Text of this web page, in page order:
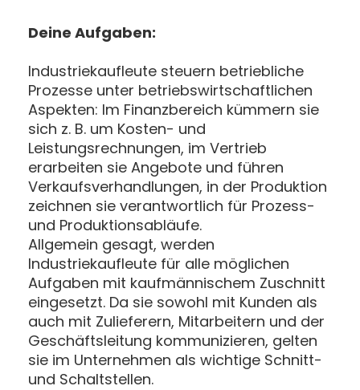
Deine Aufgaben:
Industriekaufleute steuern betriebliche
Prozesse unter betriebswirtschaftlichen
Aspekten: Im Finanzbereich kümmern sie
sich z. B. um Kosten- und
Leistungsrechnungen, im Vertrieb
erarbeiten sie Angebote und führen
Verkaufsverhandlungen, in der Produktion
zeichnen sie verantwortlich für Prozess-
und Produktionsabläufe.
Allgemein gesagt, werden
Industriekaufleute für alle möglichen
Aufgaben mit kaufmännischem Zuschnitt
eingesetzt. Da sie sowohl mit Kunden als
auch mit Zulieferern, Mitarbeitern und der
Geschäftsleitung kommunizieren, gelten
sie im Unternehmen als wichtige Schnitt-
und Schaltstellen.